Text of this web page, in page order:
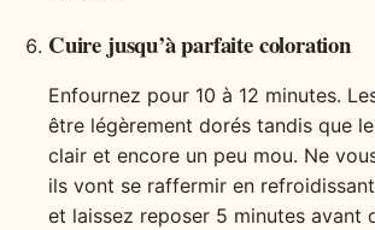
Cuire jusqu’à parfaite coloration
Enfournez pour 10 à 12 minutes.
être légèrement dorés tandis que
clair et encore un peu mou. Ne
ils vont se raffermir en
et laissez reposer 5 minutes avant